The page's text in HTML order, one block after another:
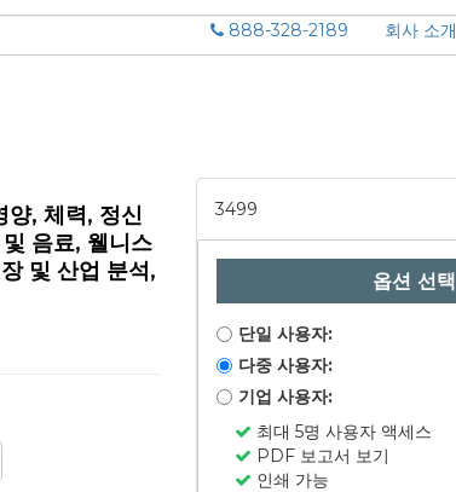
888-328-2189 회사 소개
, 체력, 정신
음료, 웰니스
및 산업 분석,
3499
옵션 선택
단일 사용자:
다중 사용자:
기업 사용자:
최대 5명 사용자 액세스
PDF 보고서 보기
인쇄 가능